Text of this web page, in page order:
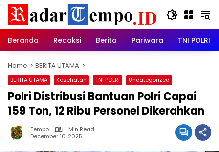
Skip
content
Beranda
Redaksi Berita Pariwara TNI POLRI
Home BERITA UTAMA
BERITA UTAMA Kesehatan TNI POLRI Uncategorized
Polri Distribusi Bantuan Polri Capai
159 Ton, 12 Ribu Personel Dikerahkan
Tempo
1 Min Read
December 10, 2025